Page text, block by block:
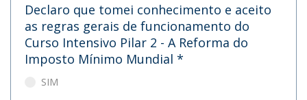
Declaro que tomei conhecimento e aceito
as regras gerais de funcionamento do
Curso Intensivo Pilar 2 - A Reforma do
Imposto Mínimo Mundial *
SIM